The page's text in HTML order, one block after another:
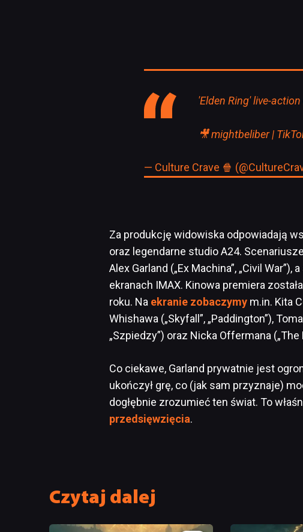
'Elden Ring' live-
🎥 mightbeliber |
— Culture Crave 🍿
Za produkcję widowiska odpowiadają
oraz legendarne studio A24.
Alex Garland („Ex Machina”, „Civil
ekranach IMAX. Kinowa premiera
roku. Na ekranie zobaczymy m.in. Kita
Whishawa („Skyfall”, „Paddington”),
„Szpiedzy”) oraz Nicka Offermana („The
Co ciekawe, Garland prywatnie jest
ukończył grę, co (jak sam przyznaje)
dogłębnie zrozumieć ten świat. To
przedsięwzięcia.
Czytaj dalej